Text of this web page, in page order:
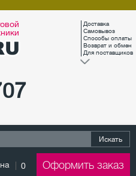
Доставка
Самовывоз
Способы оплаты
Возврат и обмен
Для поставщиков
Искать
0 Оформить заказ